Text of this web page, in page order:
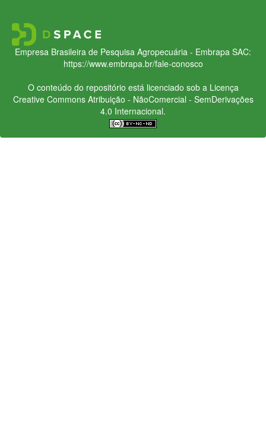
Empresa Brasileira de Pesquisa Agropecuária - Embrapa SAC:
https://www.embrapa.br/fale-conosco
O conteúdo do repositório está licenciado sob a Licença
Creative CommonsAtribuição - NãoComercial - SemDerivações
4.0 Internacional.